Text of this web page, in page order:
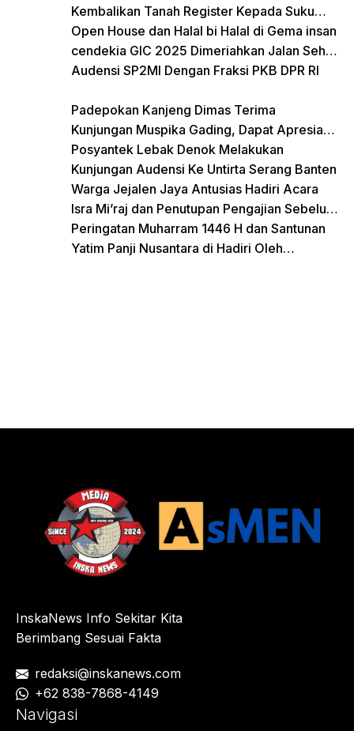
Kembalikan Tanah Register Kepada Suku
Lampung
Open House dan Halal bi Halal di Gema insan
cendekia GIC 2025 Dimeriahkan Jalan Sehat
dan Bazar Kreatif
Audensi SP2MI Dengan Fraksi PKB DPR RI
Padepokan Kanjeng Dimas Terima
Kunjungan Muspika Gading, Dapat Apresiasi
atas Kontribusi Sosial dan Keagamaan
Posyantek Lebak Denok Melakukan
Kunjungan Audensi Ke Untirta Serang Banten
Warga Jejalen Jaya Antusias Hadiri Acara
Isra Mi’raj dan Penutupan Pengajian Sebelum
Ramadhan
Peringatan Muharram 1446 H dan Santunan
Yatim Panji Nusantara di Hadiri Oleh
InskaNews Info Sekitar Kita
Berimbang Sesuai Fakta
redaksi@inskanews.com
+62 838-7868-4149
Navigasi